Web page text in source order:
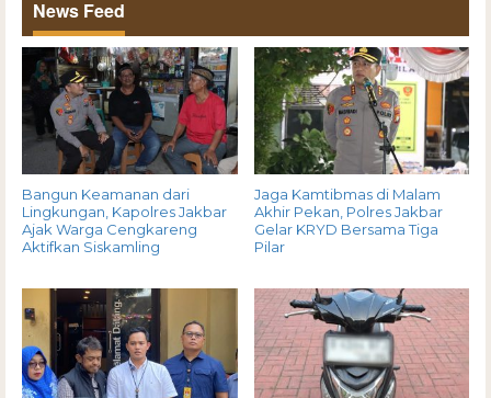
News Feed
Bangun Keamanan dari
Lingkungan, Kapolres Jakbar
Ajak Warga Cengkareng
Aktifkan Siskamling
Jaga Kamtibmas di Malam
Akhir Pekan, Polres Jakbar
Gelar KRYD Bersama Tiga
Pilar